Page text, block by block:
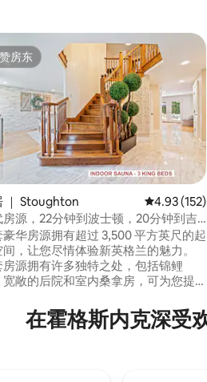
满分 5 分），共 85 条评价
房东
房东
｜ Stoughton 平均评分
4.93 (152)
房源，22分钟到波士顿，20分钟到吉
体育场
豪华房源拥有超过 3,500 平方英尺的起
间，让您尽情体验新英格兰的魅力。
房源拥有许多独特之处，包括锦鲤
宽敞的后院和室内桑拿房，可为您提
静的社区内，步行即可抵达格伦回声
（Glen Echo Park），在那里可以徒步
在霍格斯内克深受